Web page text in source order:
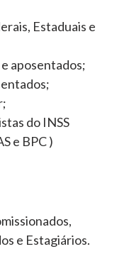
Estaduais e
aposentados;
do INSS
e BPC )
e Estagiários.